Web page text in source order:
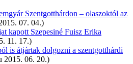
Szentgotthárdon – olaszoktól az
07. 04.)
kapott Szepesiné Fuisz Erika
11. 17.)
is átjártak dolgozni a szentgotthárdi
2015. 06. 20.)